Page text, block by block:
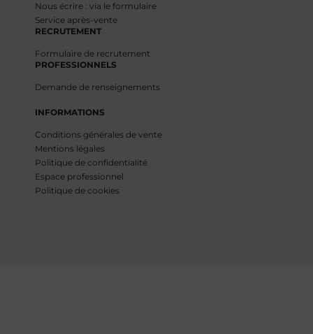
Nous écrire : via le formulaire
Service après-vente
RECRUTEMENT
Formulaire de recrutement
PROFESSIONNELS
Demande de renseignements
INFORMATIONS
Conditions générales de vente
Mentions légales
Politique de confidentialité
Espace professionnel
Politique de cookies